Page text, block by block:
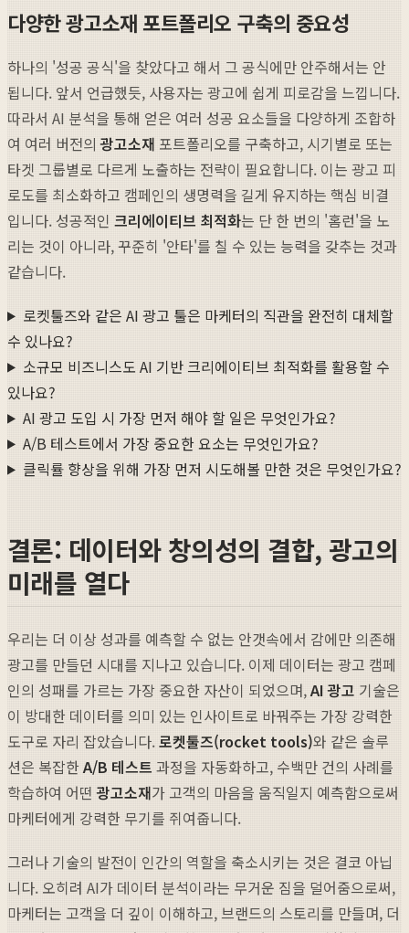
다양한 광고소재 포트폴리오 구축의 중요성
하나의 '성공 공식'을 찾았다고 해서 그 공식에만 안주해서는 안
됩니다. 앞서 언급했듯, 사용자는 광고에 쉽게 피로감을 느낍니다.
따라서 AI 분석을 통해 얻은 여러 성공 요소들을 다양하게 조합하
여 여러 버전의광고소재 포트폴리오를 구축하고, 시기별로 또는
타겟 그룹별로 다르게 노출하는 전략이 필요합니다. 이는 광고 피
로도를 최소화하고 캠페인의 생명력을 길게 유지하는 핵심 비결
입니다. 성공적인 크리에이티브 최적화는 단 한 번의 '홈런'을 노
리는 것이 아니라, 꾸준히 '안타'를 칠 수 있는 능력을 갖추는 것과
같습니다.
로켓툴즈와 같은 AI 광고 툴은 마케터의 직관을 완전히 대체할
수 있나요?
소규모 비즈니스도 AI 기반 크리에이티브 최적화를 활용할 수
있나요?
AI 광고 도입 시 가장 먼저 해야 할 일은 무엇인가요?
A/B 테스트에서 가장 중요한 요소는 무엇인가요?
클릭률 향상을 위해 가장 먼저 시도해볼 만한 것은 무엇인가요?
결론: 데이터와 창의성의 결합, 광고의
미래를 열다
우리는 더 이상 성과를 예측할 수 없는 안갯속에서 감에만 의존해
광고를 만들던 시대를 지나고 있습니다. 이제 데이터는 광고 캠페
인의 성패를 가르는 가장 중요한 자산이 되었으며,AI 광고 기술은
이 방대한 데이터를 의미 있는 인사이트로 바꿔주는 가장 강력한
도구로 자리 잡았습니다.로켓툴즈(rocket tools)와 같은 솔루
션은 복잡한 A/B 테스트 과정을 자동화하고, 수백만 건의 사례를
학습하여 어떤광고소재가 고객의 마음을 움직일지 예측함으로써
마케터에게 강력한 무기를 쥐여줍니다.
그러나 기술의 발전이 인간의 역할을 축소시키는 것은 결코 아닙
니다. 오히려 AI가 데이터 분석이라는 무거운 짐을 덜어줌으로써,
마케터는 고객을 더 깊이 이해하고, 브랜드의 스토리를 만들며, 더